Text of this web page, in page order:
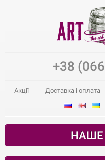
+38
Акції Доставка і оплата